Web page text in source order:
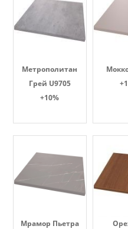
Метрополитан
Грей U9705
+10%
Мрамор Пьетра